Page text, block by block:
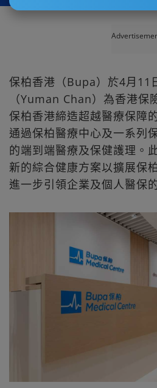
保柏香港（Bupa）於4月11
（Yuman Chan）為香港保
保柏香港締造超越醫療保障
通過保柏醫療中心及一系列
的端到端醫療及保健護理。
新的綜合健康方案以擴展保
進一步引領企業及個人醫保